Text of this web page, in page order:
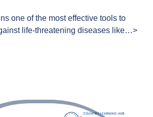
one of the most effective tools to
life-threatening diseases like…>